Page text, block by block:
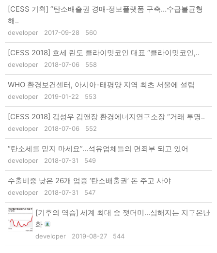
[CESS 기획] “탄소배출권 경매·정보플랫폼 구축…수급불균형
해..
developer 2017-09-28 560
[CESS 2018] 호세 린도 클라이밋코인 대표 “클라이밋코인,..
developer 2018-07-06 558
WHO 환경보건센터, 아시아-태평양 지역 최초 서울에 설립
developer 2019-01-22 553
[CESS 2018] 김성우 김앤장 환경에너지연구소장 “거래 투명..
developer 2018-07-06 552
“탄소세를 믿지 마세요”…석유업체들의 면죄부 되고 있어
developer 2018-07-31 549
수출비중 낮은 26개 업종 ‘탄소배출권’ 돈 주고 사야
developer 2018-07-31 547
[기후의 역습] 세계 최대 숲 잿더미…심해지는 지구온난
화
developer 2019-08-27 544